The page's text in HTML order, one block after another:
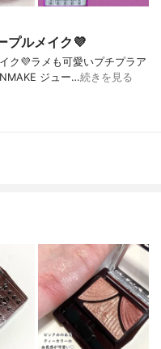
プルメイク💜
ク💜ラメも可愛いプチプラア
ジュー…続きを見る